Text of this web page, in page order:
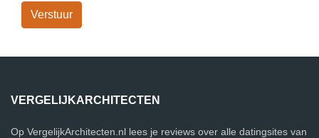
Verstuur
VERGELIJKARCHITECTEN
Op VergelijkArchitecten.nl lees je reviews over alle datingsites van